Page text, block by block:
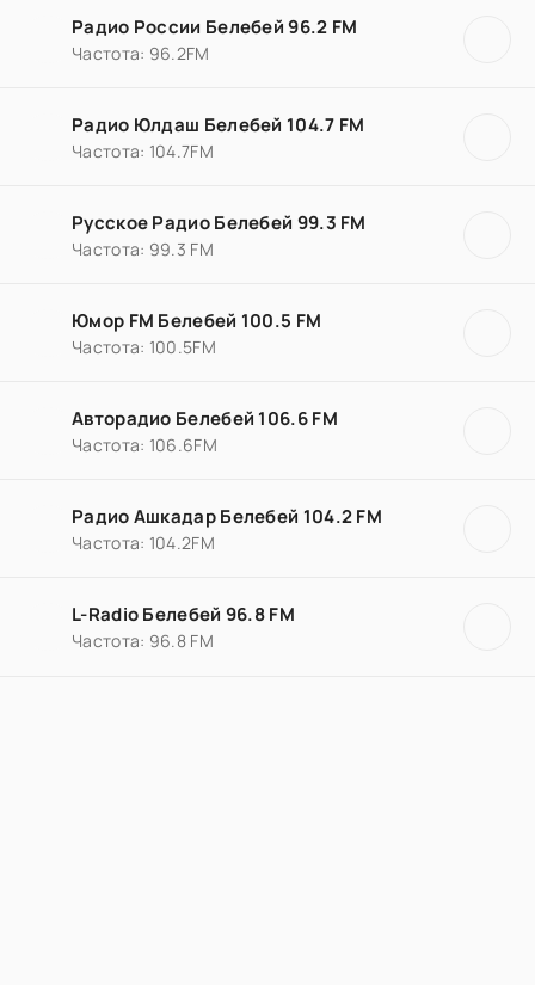
Радио России Белебей 96.2 FM
Частота: 96.2FM
Радио Юлдаш Белебей 104.7 FM
Частота: 104.7FM
Русское Радио Белебей 99.3 FM
Частота: 99.3 FM
Юмор FM Белебей 100.5 FM
Частота: 100.5FM
Авторадио Белебей 106.6 FM
Частота: 106.6FM
Радио Ашкадар Белебей 104.2 FM
Частота: 104.2FM
L-Radio Белебей 96.8 FM
Частота: 96.8 FM